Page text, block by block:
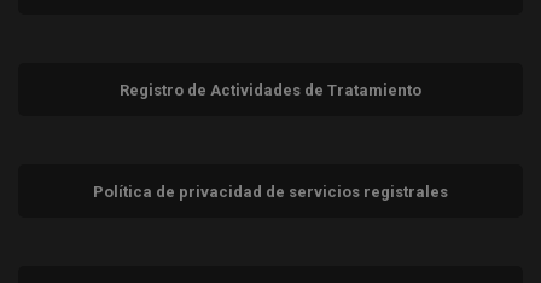
Registro de Actividades de Tratamiento
Política de privacidad de servicios registrales